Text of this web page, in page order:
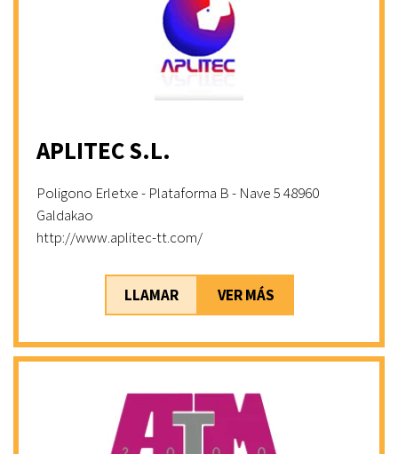
APLITEC S.L.
Poligono Erletxe - Plataforma B - Nave 5 48960
Galdakao
http://www.aplitec-tt.com/
LLAMAR VER MÁS